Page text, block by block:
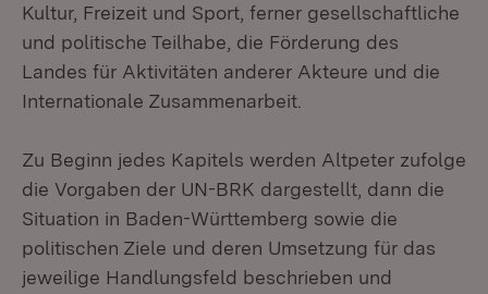
Kultur, Freizeit und Sport, ferner gesellschaftliche
und politische Teilhabe, die Förderung des
Landes für Aktivitäten anderer Akteure und die
Internationale Zusammenarbeit.
Zu Beginn jedes Kapitels werden Altpeter zufolge
die Vorgaben der UN-BRK dargestellt, dann die
Situation in Baden-Württemberg sowie die
politischen Ziele und deren Umsetzung für das
jeweilige Handlungsfeld beschrieben und